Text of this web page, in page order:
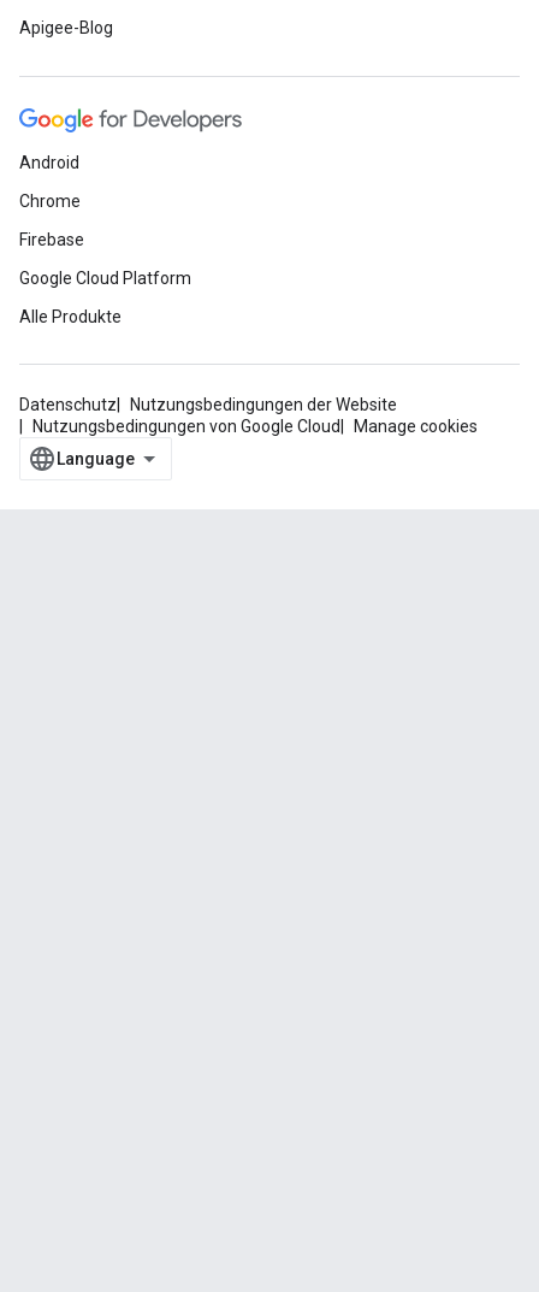
Apigee-Blog
Android
Chrome
Firebase
Google Cloud Platform
Alle Produkte
Datenschutz
Nutzungsbedingungen der Website
Nutzungsbedingungen von Google Cloud
Manage cookies